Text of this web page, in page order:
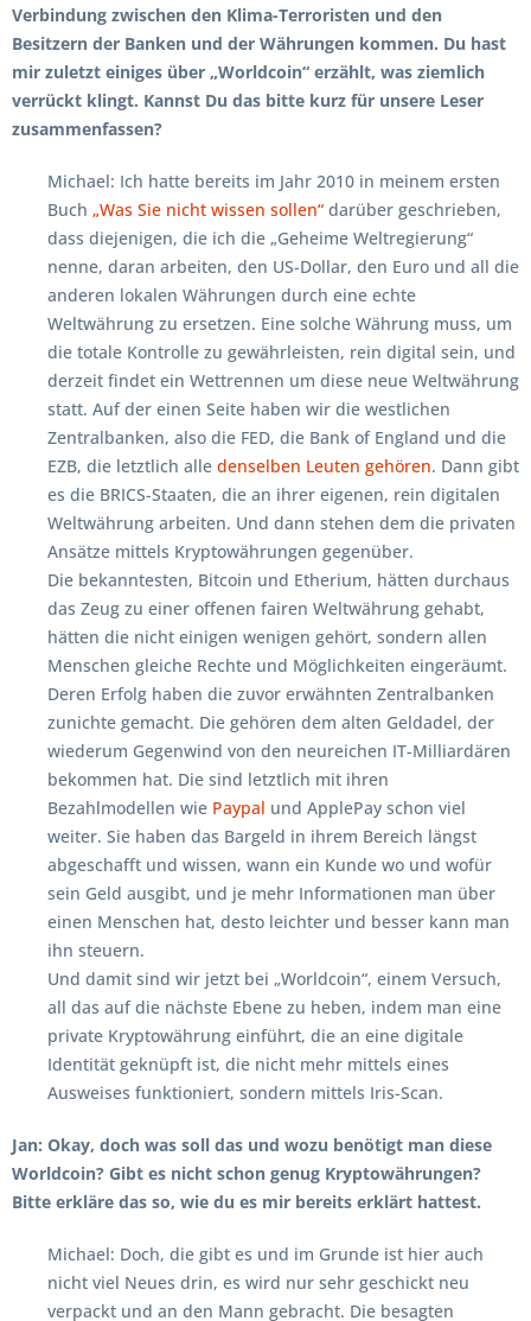
Verbindung zwischen den Klima-Terroristen und den
Besitzern der Banken und der Währungen kommen. Du hast
mir zuletzt einiges über „Worldcoin“ erzählt, was ziemlich
verrückt klingt. Kannst Du das bitte kurz für unsere Leser
zusammenfassen?
Michael: Ich hatte bereits im Jahr 2010 in meinem ersten
Buch „Was Sie nicht wissen sollen“ darüber geschrieben,
dass diejenigen, die ich die „Geheime Weltregierung“
nenne, daran arbeiten, den US-Dollar, den Euro und all die
anderen lokalen Währungen durch eine echte
Weltwährung zu ersetzen. Eine solche Währung muss, um
die totale Kontrolle zu gewährleisten, rein digital sein, und
derzeit findet ein Wettrennen um diese neue Weltwährung
statt. Auf der einen Seite haben wir die westlichen
Zentralbanken, also die FED, die Bank of England und die
EZB, die letztlich alle denselben Leuten gehören. Dann gibt
es die BRICS-Staaten, die an ihrer eigenen, rein digitalen
Weltwährung arbeiten. Und dann stehen dem die privaten
Ansätze mittels Kryptowährungen gegenüber.
Die bekanntesten, Bitcoin und Etherium, hätten durchaus
das Zeug zu einer offenen fairen Weltwährung gehabt,
hätten die nicht einigen wenigen gehört, sondern allen
Menschen gleiche Rechte und Möglichkeiten eingeräumt.
Deren Erfolg haben die zuvor erwähnten Zentralbanken
zunichte gemacht. Die gehören dem alten Geldadel, der
wiederum Gegenwind von den neureichen IT-Milliardären
bekommen hat. Die sind letztlich mit ihren
Bezahlmodellen wie Paypal und ApplePay schon viel
weiter. Sie haben das Bargeld in ihrem Bereich längst
abgeschafft und wissen, wann ein Kunde wo und wofür
sein Geld ausgibt, und je mehr Informationen man über
einen Menschen hat, desto leichter und besser kann man
ihn steuern.
Und damit sind wir jetzt bei „Worldcoin“, einem Versuch,
all das auf die nächste Ebene zu heben, indem man eine
private Kryptowährung einführt, die an eine digitale
Identität geknüpft ist, die nicht mehr mittels eines
Ausweises funktioniert, sondern mittels Iris-Scan.
Jan: Okay, doch was soll das und wozu benötigt man diese
Worldcoin? Gibt es nicht schon genug Kryptowährungen?
Bitte erkläre das so, wie du es mir bereits erklärt hattest.
Michael: Doch, die gibt es und im Grunde ist hier auch
nicht viel Neues drin, es wird nur sehr geschickt neu
verpackt und an den Mann gebracht. Die besagten